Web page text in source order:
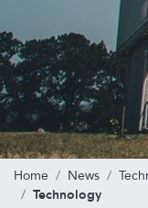
Home News
Technology